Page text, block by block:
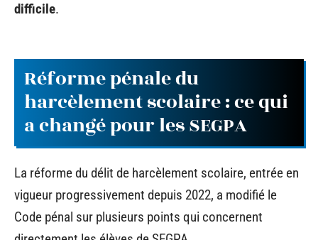
difficile.
Réforme pénale du
harcèlement scolaire : ce qui
a changé pour les SEGPA
La réforme du délit de harcèlement scolaire, entrée en
vigueur progressivement depuis 2022, a modifié le
Code pénal sur plusieurs points qui concernent